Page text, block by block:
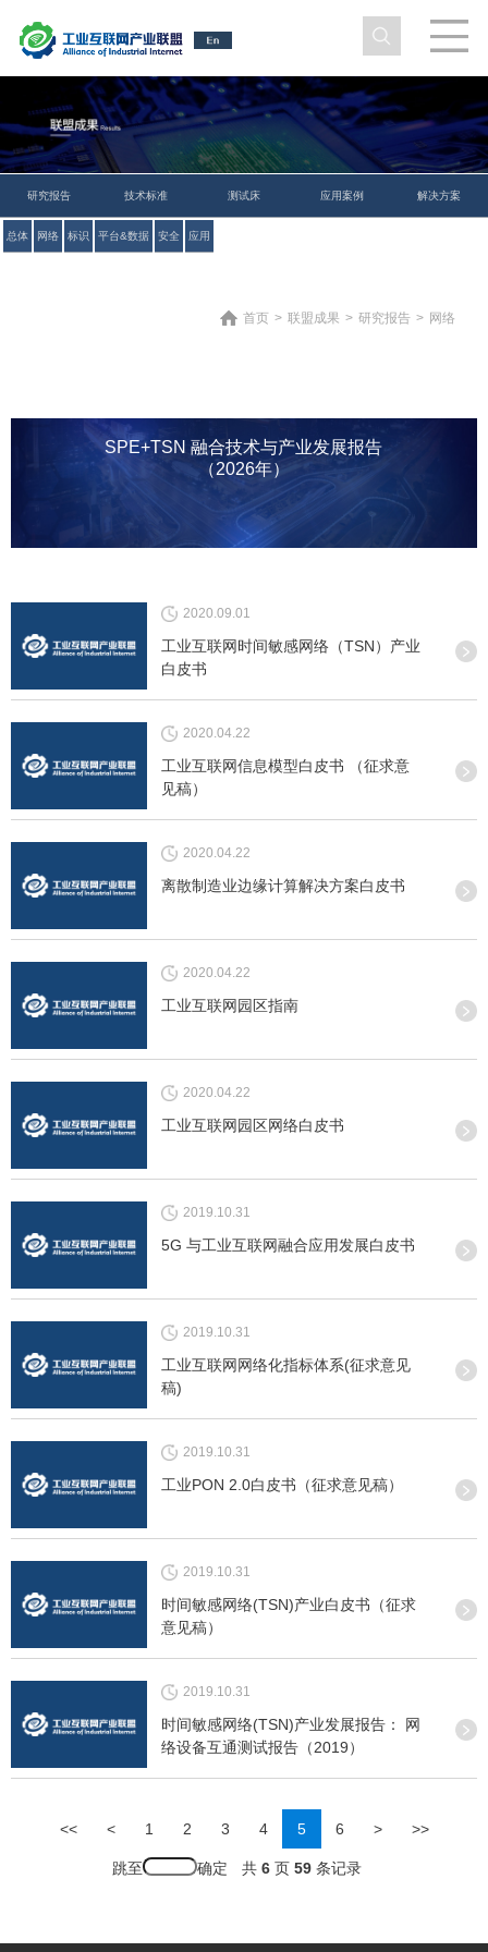
研究报告
总体 网络 标识 平台&数据 安全 应用
技术标准 测试床 应用案例 解决方案
首页 > 联盟成果 > 研究报告 > 网络
SPE+TSN 融合技术与产业发展报告
（2026年）
2020.09.01
工业互联网时间敏感网络（TSN）产业
白皮书
2020.04.22
工业互联网信息模型白皮书 （征求意
见稿）
2020.04.22
离散制造业边缘计算解决方案白皮书
2020.04.22
工业互联网园区指南
2020.04.22
工业互联网园区网络白皮书
2019.10.31
5G 与工业互联网融合应用发展白皮书
2019.10.31
工业互联网网络化指标体系(征求意见
稿)
2019.10.31
工业PON 2.0白皮书（征求意见稿）
2019.10.31
时间敏感网络(TSN)产业白皮书（征求
意见稿）
2019.10.31
时间敏感网络(TSN)产业发展报告： 网
络设备互通测试报告（2019）
<< < 1 2 3 4 5 6 > >>
跳至 共6 页 59条记录